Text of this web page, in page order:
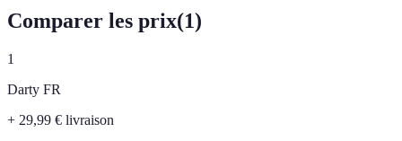
Comparer les prix(1)
1
Darty FR
+ 29,99 € livraison